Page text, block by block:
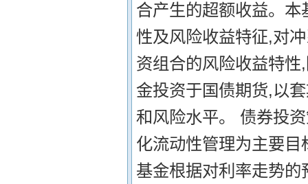
合产生的超额收益。
性及风险收益特征,对
资组合的风险收益特
金投资于国债期货,以
和风险水平。 债券投
化流动性管理为主要
基金根据对利率走势